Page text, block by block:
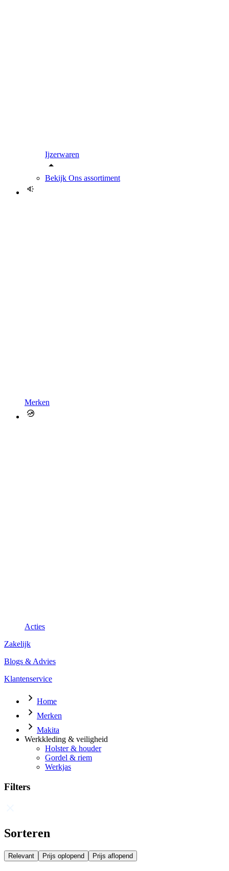
Ijzerwaren
Bekijk Ons assortiment
Merken
Acties
Zakelijk
Blogs & Advies
Klantenservice
Home
Merken
Makita
Werkkleding & veiligheid
Holster & houder
Gordel & riem
Werkjas
Filters
Sorteren
Relevant Prijs oplopend Prijs aflopend